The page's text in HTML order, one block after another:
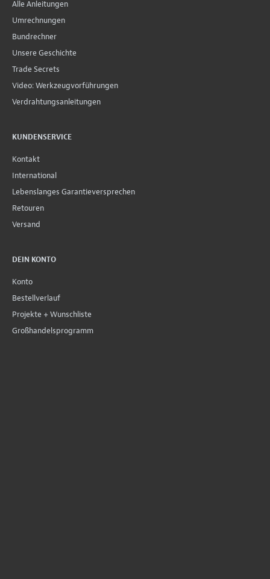
Alle Anleitungen
Umrechnungen
Bundrechner
Unsere Geschichte
Trade Secrets
Video: Werkzeugvorführungen
Verdrahtungsanleitungen
KUNDENSERVICE
Kontakt
International
Lebenslanges Garantieversprechen
Retouren
Versand
DEIN KONTO
Konto
Bestellverlauf
Projekte + Wunschliste
Großhandelsprogramm